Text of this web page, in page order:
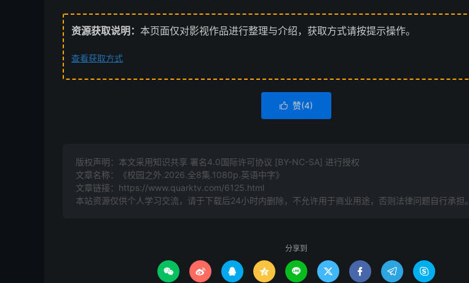
资源获取说明： 本页面仅对影视作品进行整理与介绍，获取方式请按提示操作。
查看获取方式
 赞(4)
版权声明：本文采用知识共享 署名4.0国际许可协议 [BY-NC-SA] 进行授权
文章名称：《校园之外.2026.全8集.1080p.英语中字》
文章链接： https://www.quarktv.com/6125.html
本站资源仅供个人学习交流，请于下载后24小时内删除，不允许用于商业用途，否则法律问题自行承担。
分享到
        